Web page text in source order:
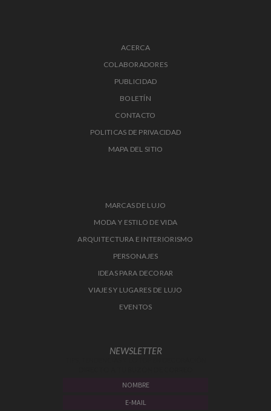
ACERCA
COLABORADORES
PUBLICIDAD
BOLETÍN
CONTACTO
POLITICAS DE PRIVACIDAD
MAPA DEL SITIO
MARCAS DE LUJO
MODA Y ESTILO DE VIDA
ARQUITECTURA E INTERIORISMO
PERSONAJES
IDEAS PARA DECORAR
VIAJES Y LUGARES DE LUJO
EVENTOS
NEWSLETTER